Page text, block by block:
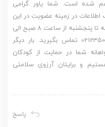
شده است. شما یاور گرامی
اطلاعات در زمینه عضویت در این
گروه در روزهای شنبه تا پنجشنبه از ساعت 8 صبح الی
14 با شماره 02123501457 تماس بگیرید. بار دیگر
شما در حمایت از کودکان
و برایتان آرزوی سلامتی
پاسخ